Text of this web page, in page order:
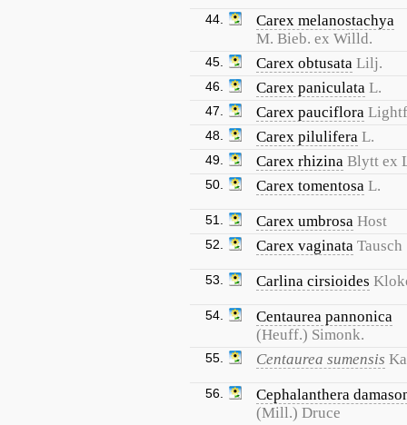
44.
Carex melanostachya
M. Bieb. ex Willd.
45. Carex obtusata Lilj.
46. Carex paniculata L.
47. Carex pauciflora
48. Carex pilulifera L.
49. Carex rhizina Blytt ex
50. Carex tomentosa L.
51. Carex umbrosa Host
52. Carex vaginata Tausch
53. Carlina cirsioides
54.
Centaurea pannonica
(Heuff.) Simonk.
55. Centaurea sumensis
56.
Cephalanthera
(Mill.) Druce